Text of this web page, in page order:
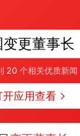
更董事长
20 个相关优质新闻
开应用查看